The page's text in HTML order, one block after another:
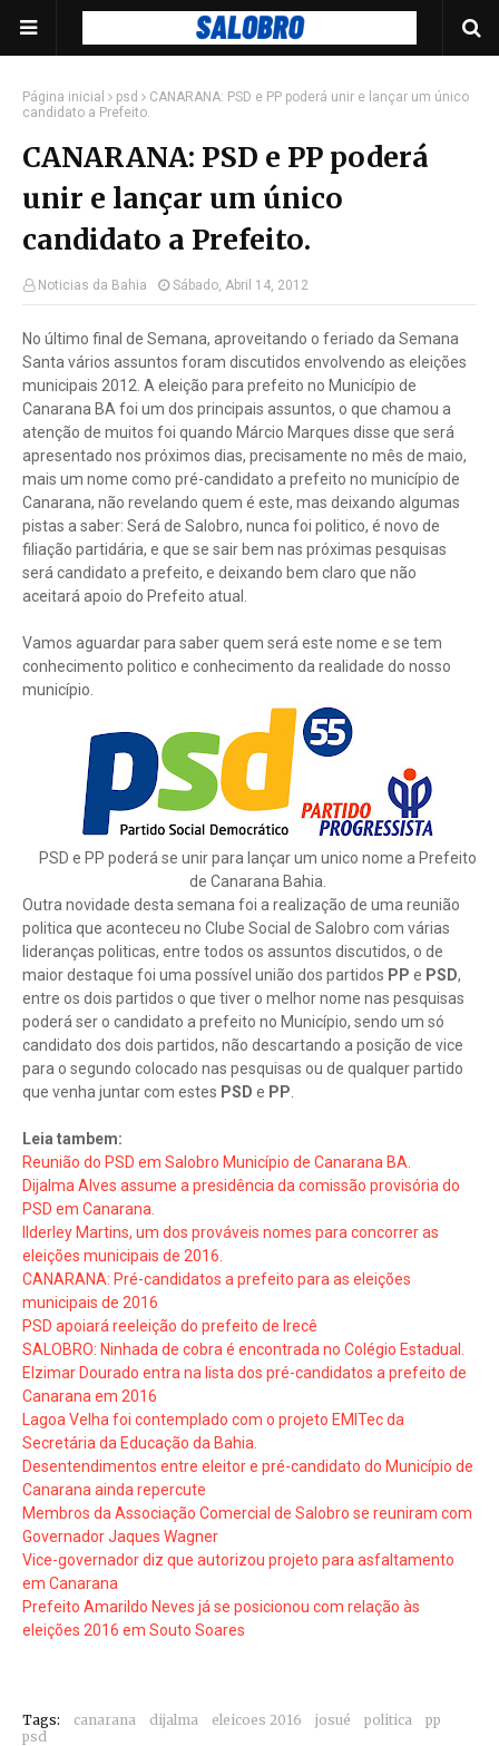
Página inicial psd
CANARANA: PSD e PP poderá unir e lançar um único
candidato a Prefeito.
CANARANA: PSD e PP poderá
unir e lançar um único
candidato a Prefeito.
Noticias da Bahia Sábado, Abril 14, 2012
No último final de Semana, aproveitando o feriado da Semana
Santa vários assuntos foram discutidos envolvendo as eleições
municipais 2012. A eleição para prefeito no Município de
Canarana BA foi um dos principais assuntos, o que chamou a
atenção de muitos foi quando Márcio Marques disse que será
apresentado nos próximos dias, precisamente no mês de maio,
mais um nome como pré-candidato a prefeito no município de
Canarana, não revelando quem é este, mas deixando algumas
pistas a saber: Será de Salobro, nunca foi politico, é novo de
filiação partidária, e que se sair bem nas próximas pesquisas
será candidato a prefeito, e deixando bem claro que não
aceitará apoio do Prefeito atual.
Vamos aguardar para saber quem será este nome e se tem
conhecimento politico e conhecimento da realidade do nosso
município.
PSD e PP poderá se unir para lançar um unico nome a Prefeito
de Canarana Bahia.
Outra novidade desta semana foi a realização de uma reunião
politica que aconteceu no Clube Social de Salobro com várias
lideranças politicas, entre todos os assuntos discutidos, o de
maior destaque foi uma possível união dos partidos PP e PSD,
entre os dois partidos o que tiver o melhor nome nas pesquisas
poderá ser o candidato a prefeito no Município, sendo um só
candidato dos dois partidos, não descartando a posição de vice
para o segundo colocado nas pesquisas ou de qualquer partido
que venha juntar com estes PSD e PP
Leia tambem:
Reunião do PSD em Salobro Município de Canarana BA.
Dijalma Alves assume a presidência da comissão provisória do
PSD em Canarana.
Ilderley Martins, um dos prováveis nomes para concorrer as
eleições municipais de 2016.
CANARANA: Pré-candidatos a prefeito para as eleições
municipais de 2016
PSD apoiará reeleição do prefeito de Irecê
SALOBRO: Ninhada de cobra é encontrada no Colégio Estadual.
Elzimar Dourado entra na lista dos pré-candidatos a prefeito de
Canarana em 2016
Lagoa Velha foi contemplado com o projeto EMITec da
Secretária da Educação da Bahia.
Desentendimentos entre eleitor e pré-candidato do Município de
Canarana ainda repercute
Membros da Associação Comercial de Salobro se reuniram com
Governador Jaques Wagner
Vice-governador diz que autorizou projeto para asfaltamento
em Canarana
Prefeito Amarildo Neves já se posicionou com relação às
eleições 2016 em Souto Soares
Tags: canarana dijalma eleicoes 2016 josué politica
pp
psd